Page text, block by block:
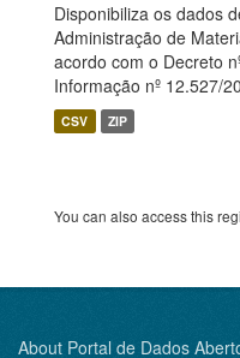
Disponibiliza os dados
Administração de
acordo com o Decreto
Informação nº 12.527/
CSV ZIP
You can also access this
About Portal de Dados